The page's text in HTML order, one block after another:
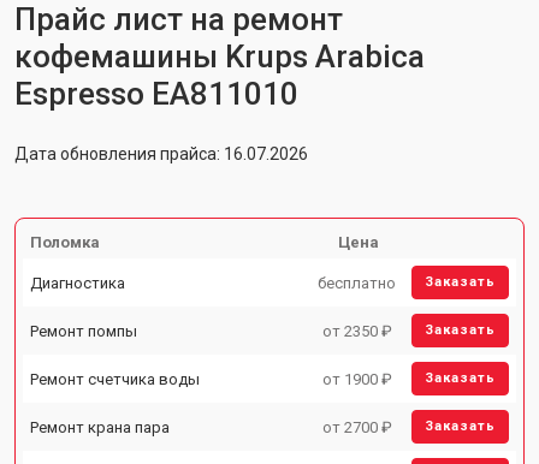
Прайс лист на ремонт
кофемашины Krups Arabica
Espresso EA811010
Дата обновления прайса: 16.07.2026
Поломка Цена
Диагностика бесплатно Заказать
Ремонт помпы от 2350 ₽ Заказать
Ремонт счетчика воды от 1900 ₽ Заказать
Ремонт крана пара от 2700 ₽ Заказать